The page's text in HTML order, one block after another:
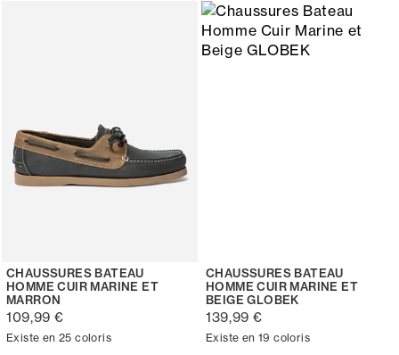
CHAUSSURES BATEAU
HOMME CUIR MARINE ET
MARRON
109,99 €
Existe en 25 coloris
CHAUSSURES BATEAU
HOMME CUIR MARINE ET
BEIGE GLOBEK
139,99 €
Existe en 19 coloris